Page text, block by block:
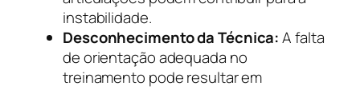
instabilidade.
Desconhecimento da Técnica:A falta
de orientação adequada no
treinamento pode resultar em